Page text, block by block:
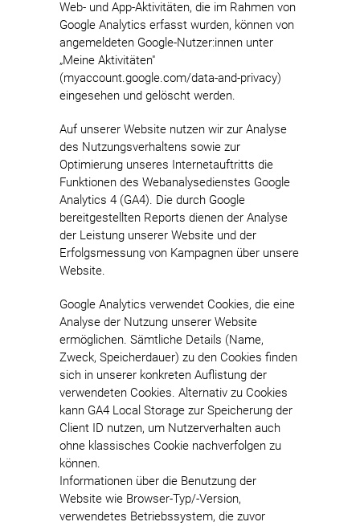
Web- und App-Aktivitäten, die im Rahmen von
Google Analytics erfasst wurden, können von
angemeldeten Google-Nutzer:innen unter
„Meine Aktivitäten"
(myaccount.google.com/data-and-privacy)
eingesehen und gelöscht werden.
Auf unserer Website nutzen wir zur Analyse
des Nutzungsverhaltens sowie zur
Optimierung unseres Internetauftritts die
Funktionen des Webanalysedienstes Google
Analytics 4 (GA4). Die durch Google
bereitgestellten Reports dienen der Analyse
der Leistung unserer Website und der
Erfolgsmessung von Kampagnen über unsere
Website.
Google Analytics verwendet Cookies, die eine
Analyse der Nutzung unserer Website
ermöglichen. Sämtliche Details (Name,
Zweck, Speicherdauer) zu den Cookies finden
sich in unserer konkreten Auflistung der
verwendeten Cookies. Alternativ zu Cookies
kann GA4 Local Storage zur Speicherung der
Client ID nutzen, um Nutzerverhalten auch
ohne klassisches Cookie nachverfolgen zu
können.
Informationen über die Benutzung der
Website wie Browser-Typ/-Version,
verwendetes Betriebssystem, die zuvor